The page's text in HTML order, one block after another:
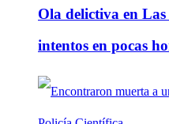
Ola delictiva en
intentos en pocas